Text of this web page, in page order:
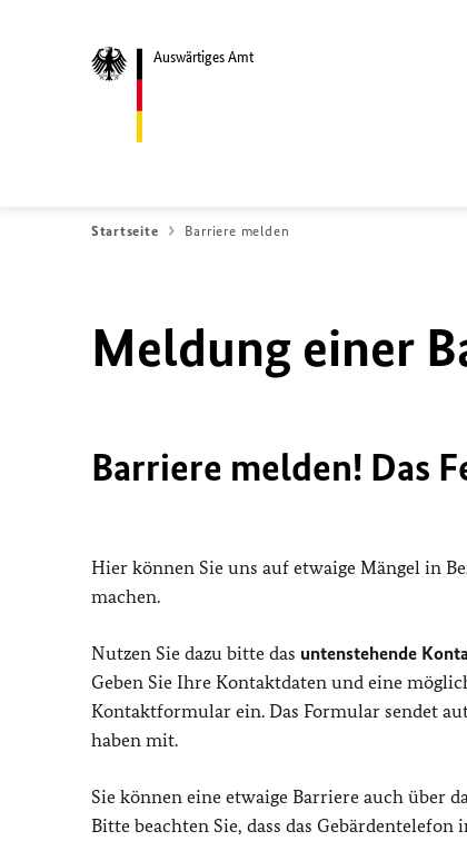
Auswärtiges Amt
Startseite Barriere melden
Meldung einer
Barriere melden! Das
Hier können Sie uns auf etwaige Mängel in
machen.
Nutzen Sie dazu bitte das untenstehende
Geben Sie Ihre Kontaktdaten und eine
Kontaktformular ein. Das Formular sendet
haben mit.
Sie können eine etwaige Barriere auch über
Bitte beachten Sie, dass das